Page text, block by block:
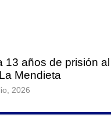
13 años de prisión
Mendieta
2026